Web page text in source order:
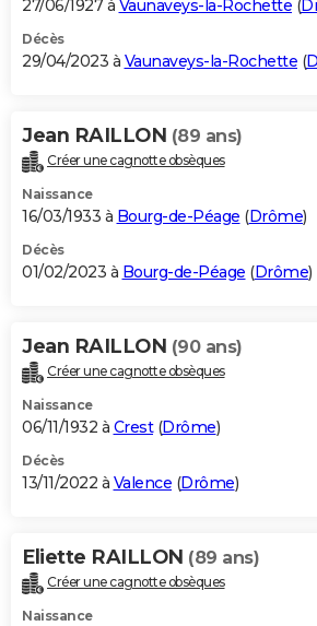
27/06/1927 à Vaunaveys-la-Rochette (
Décès
29/04/2023 à Vaunaveys-la-Rochette (
Jean RAILLON (89 ans)
Créer une cagnotte obsèques
Naissance
16/03/1933 à Bourg-de-Péage (Drôme)
Décès
01/02/2023 à Bourg-de-Péage (Drôme)
Jean RAILLON (90 ans)
Créer une cagnotte obsèques
Naissance
06/11/1932 à Crest(Drôme)
Décès
13/11/2022 à Valence (Drôme)
Eliette RAILLON (89 ans)
Créer une cagnotte obsèques
Naissance